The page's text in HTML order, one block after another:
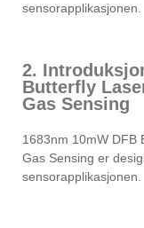
sensorapplikasjonen.
2.
Butterfly
Gas Sensing
1683nm 10mW DFB
Gas Sensing er
sensorapplikasjonen.